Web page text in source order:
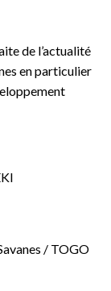
de l’actualité
en particulier
/ TOGO